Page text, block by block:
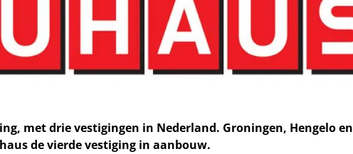
met drie vestigingen in Nederland. Groningen, Hengelo en
de vierde vestiging in aanbouw.